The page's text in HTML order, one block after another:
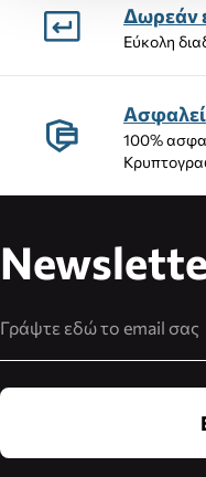
Δωρεάν
Εύκολη
100%